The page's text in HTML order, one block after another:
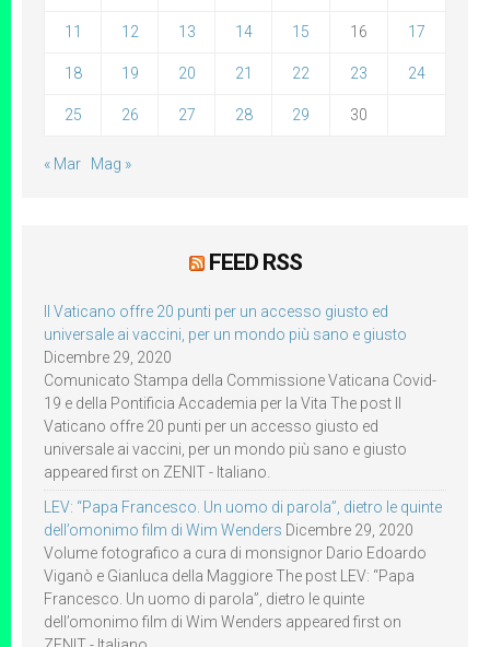
11 12 13 14 15 16 17
18 19 20 21 22 23 24
25 26 27 28 29 30
« Mar Mag »
FEED RSS
Il Vaticano offre 20 punti per un accesso giusto ed
universale ai vaccini, per un mondo più sano e giusto
Dicembre 29, 2020
Comunicato Stampa della Commissione Vaticana Covid-
19 e della Pontificia Accademia per la Vita The post Il
Vaticano offre 20 punti per un accesso giusto ed
universale ai vaccini, per un mondo più sano e giusto
appeared first on ZENIT - Italiano.
LEV: “Papa Francesco. Un uomo di parola”, dietro le quinte
dell’omonimo film di Wim Wenders Dicembre 29, 2020
Volume fotografico a cura di monsignor Dario Edoardo
Viganò e Gianluca della Maggiore The post LEV: “Papa
Francesco. Un uomo di parola”, dietro le quinte
dell’omonimo film di Wim Wenders appeared first on